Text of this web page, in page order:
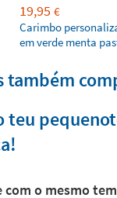
19,95 €
Carimbo
em verde menta
também
teu
com o mesmo